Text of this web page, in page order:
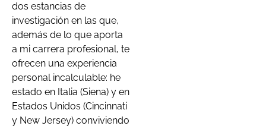
dos estancias de
investigación en las que,
además de lo que aporta
a mi carrera profesional, te
ofrecen una experiencia
personal incalculable: he
estado en Italia (Siena) y en
Estados Unidos (Cincinnati
y New Jersey) conviviendo